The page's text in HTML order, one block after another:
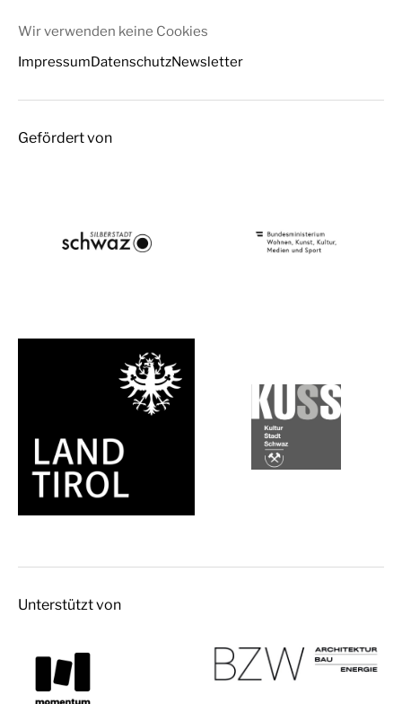
Wir verwenden keine Cookies
ImpressumDatenschutzNewsletter
Gefördert von
Unterstützt von